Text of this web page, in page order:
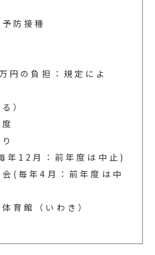
防接種
円の負担：規定によ
）
年12月：前年度は中止)
(毎年4月：前年度は中
育館（いわき）